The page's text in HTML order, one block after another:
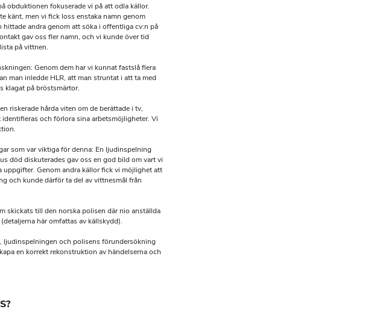
obduktionen fokuserade vi på att odla källor.
känt, men vi fick loss enstaka namn genom
andra genom att söka i offentliga cv:n på
gav oss fler namn, och vi kunde över tid
på vittnen.
Genom dem har vi kunnat fastslå flera
man inledde HLR, att man struntat i att ta med
klagat på bröstsmärtor.
riskerade hårda viten om de berättade i tv,
och förlora sina arbetsmöjligheter. Vi
som var viktiga för denna: En ljudinspelning
död diskuterades gav oss en god bild om vart vi
uppgifter. Genom andra källor fick vi möjlighet att
och kunde därför ta del av vittnesmål från
skickats till den norska polisen där nio anställda
här omfattas av källskydd).
ljudinspelningen och polisens förundersökning
en korrekt rekonstruktion av händelserna och